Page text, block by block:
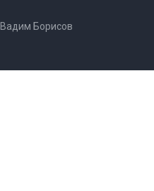
Борисов